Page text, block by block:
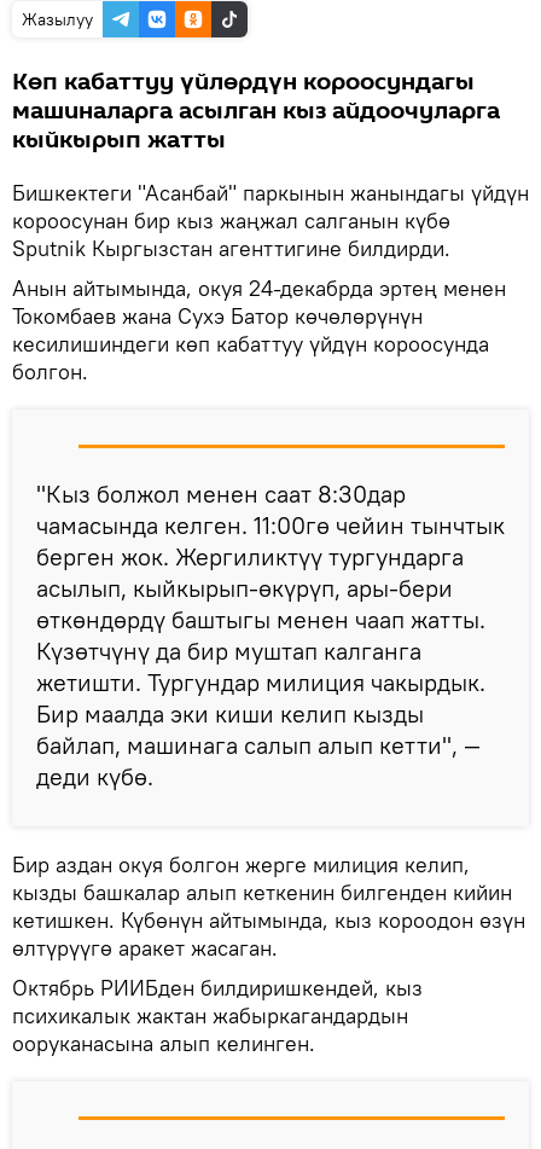
Жазылуу
Көп кабаттуу үйлөрдүн короосундагы
машиналарга асылган кыз айдоочуларга
кыйкырып жатты
Бишкектеги "Асанбай" паркынын жанындагы үйдүн
короосунан бир кыз жаңжал салганын күбө
Sputnik Кыргызстан агенттигине билдирди.
Анын айтымында, окуя 24-декабрда эртең менен
Токомбаев жана Сухэ Батор көчөлөрүнүн
кесилишиндеги көп кабаттуу үйдүн короосунда
болгон.
"Кыз болжол менен саат 8:30дар
чамасында келген. 11:00гө чейин тынчтык
берген жок. Жергиликтүү тургундарга
асылып, кыйкырып-өкүрүп, ары-бери
өткөндөрдү баштыгы менен чаап жатты.
Күзөтчүнү да бир муштап калганга
жетишти. Тургундар милиция чакырдык.
Бир маалда эки киши келип кызды
байлап, машинага салып алып кетти", —
деди күбө.
Бир аздан окуя болгон жерге милиция келип,
кызды башкалар алып кеткенин билгенден кийин
кетишкен. Күбөнүн айтымында, кыз короодон өзүн
өлтүрүүгө аракет жасаган.
Октябрь РИИБден билдиришкендей, кыз
психикалык жактан жабыркагандардын
ооруканасына алып келинген.